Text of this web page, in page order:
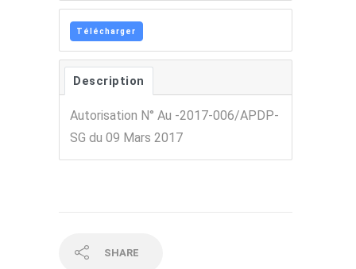
Télécharger
Description
Autorisation N° Au -2017-006/APDP-
SG du 09 Mars 2017
SHARE